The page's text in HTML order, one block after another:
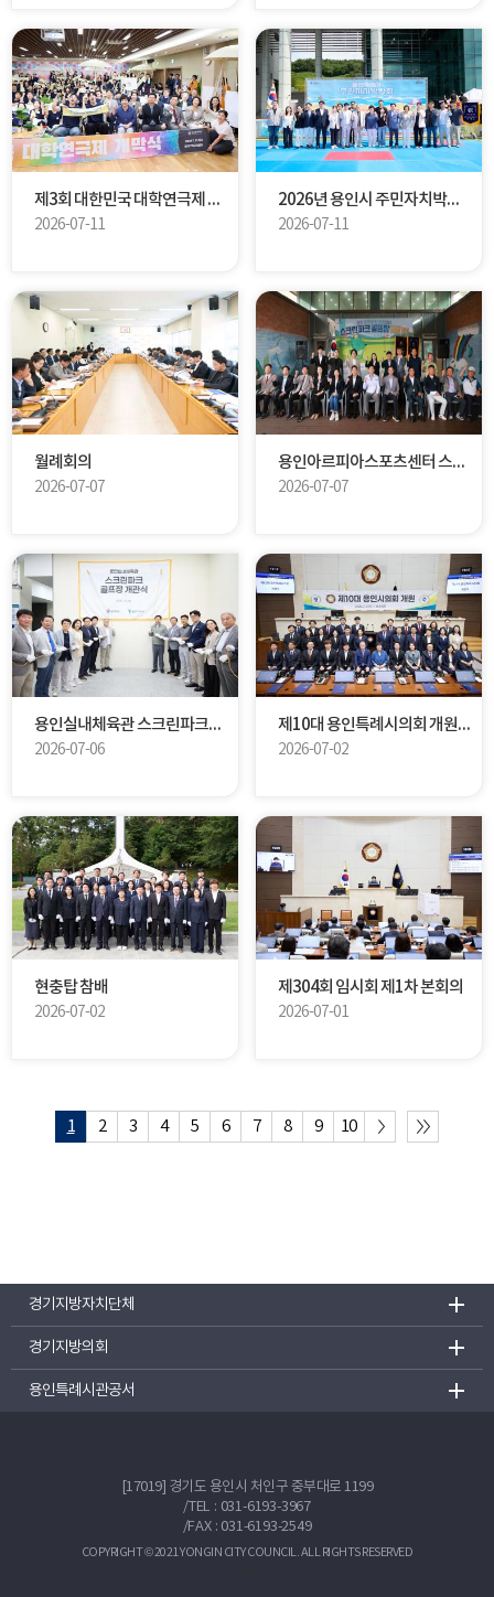
제3회 대한민국 대학연극제 개막식
2026-07-11
2026년 용인시 주민자치박람회
2026-07-11
월례회의
2026-07-07
용인아르피아스포츠센터 스크린파크골프장 개관식
2026-07-07
용인실내체육관 스크린파크골프장 개관식
2026-07-06
제10대 용인특례시의회 개원식
2026-07-02
현충탑 참배
2026-07-02
제304회 임시회 제1차 본회의
2026-07-01
1 2 3 4 5 6 7 8 9 10
경기지방자치단체
경기지방의회
용인특례시관공서
[17019] 경기도 용인시 처인구 중부대로 1199
/TEL : 031-6193-3967
/FAX : 031-6193-2549
COPYRIGHT © 2021 YONGIN CITY COUNCIL. ALL RIGHTS RESERVED